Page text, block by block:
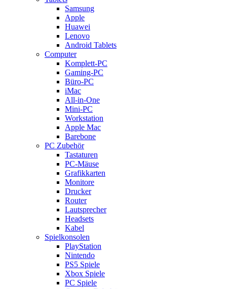
Samsung
Apple
Huawei
Lenovo
Android Tablets
Computer
Komplett-PC
Gaming-PC
Büro-PC
iMac
All-in-One
Mini-PC
Workstation
Apple Mac
Barebone
PC Zubehör
Tastaturen
PC-Mäuse
Grafikkarten
Monitore
Drucker
Router
Lautsprecher
Headsets
Kabel
Spielkonsolen
PlayStation
Nintendo
PS5 Spiele
Xbox Spiele
PC Spiele